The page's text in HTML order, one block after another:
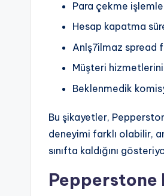
Para çekme
Hesap kapatma
Anlş7ilmaz spread
Müşteri
Beklenmedik
Bu şikayetler,
deneyimi farklı olabilir,
sınıfta kaldığını
Pepperstone